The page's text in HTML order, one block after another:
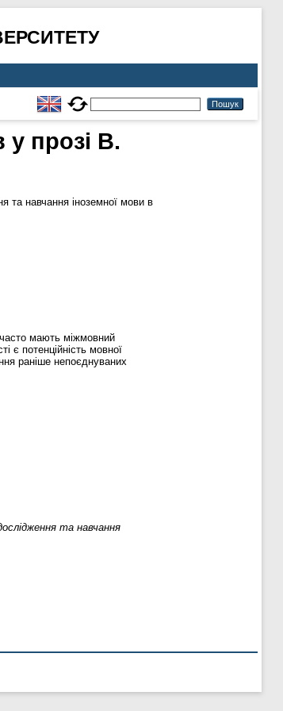
прозі В.
та навчання іноземної мови в
часто мають міжмовний
є потенційність мовної
раніше непоєднуваних
та навчання